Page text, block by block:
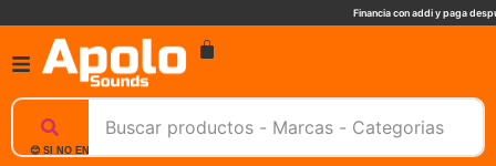
Financia con addi y paga
😊 SI NO ENCUENTRAS UN PRODUCTO, NOSOTROS TE AYUDAMOS, ESCRIBENOS. 📲